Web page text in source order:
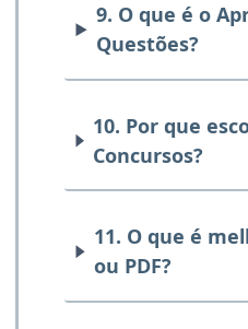
9. O que é o
Questões?
10. Por que
Concursos?
11. O que é
ou PDF?